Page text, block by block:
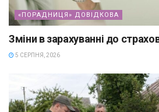
«ПОРАДНИЦЯ» ДОВІДКОВА
Зміни в зарахуванні до
5 СЕРПНЯ, 2026